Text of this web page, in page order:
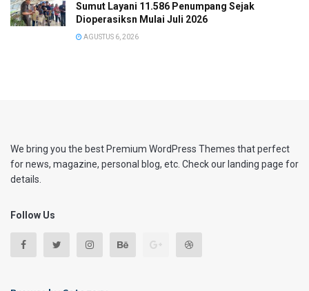
Sumut Layani 11.586 Penumpang Sejak
Dioperasiksn Mulai Juli 2026
AGUSTUS 6, 2026
We bring you the best Premium WordPress Themes that perfect
for news, magazine, personal blog, etc. Check our landing page for
details.
Follow Us